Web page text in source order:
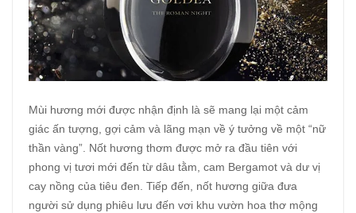
Mùi hương mới được nhận định là sẽ mang lại một cảm
giác ấn tượng, gợi cảm và lãng mạn về ý tưởng về một “nữ
thần vàng”. Nốt hương thơm được mở ra đầu tiên với
phong vị tươi mới đến từ dâu tằm, cam Bergamot và dư vị
cay nồng của tiêu đen. Tiếp đến, nốt hương giữa đưa
người sử dụng phiêu lưu đến vơi khu vườn hoa thơ mộng